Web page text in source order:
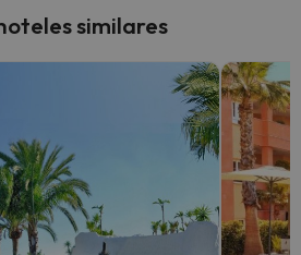
similares